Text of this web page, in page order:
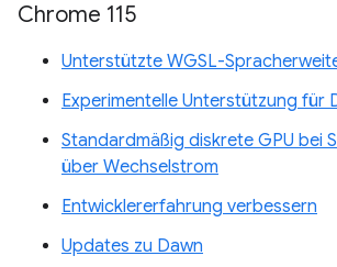
Chrome 115
Unterstützte WGSL-
Experimentelle Unterstützung für
Standardmäßig diskrete GPU bei
über Wechselstrom
Entwicklererfahrung verbessern
Updates zu Dawn